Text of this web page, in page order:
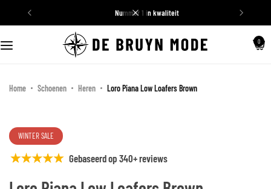
nummer 1 in kwaliteit
0
Home Schoenen Heren Loro Piana Low Loafers Brown
WINTER SALE
Gebaseerd op 340+ reviews
Schoenen